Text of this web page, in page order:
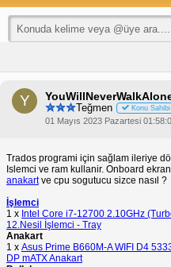
Y Teğmen Konu Sahibi
01 Mayıs 2023 Pazartesi
Trados programi için sağlam ileriye
Islemci ve ram kullanir. Onboard
anakartve cpu sogutucu sizce nasıl ?
İşlemci
1 x Intel Core i7-12700 2.10GHz
12.Nesil İşlemci - Tray
Anakart
1 x Asus Prime B660M-A WIFI D4
DP mATX Anakart